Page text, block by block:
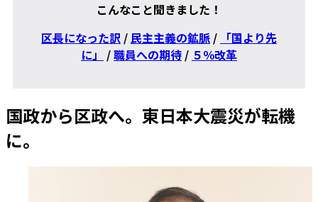
こんなこと聞きました！
区長になった訳 /民主主義の鉱脈 / 「国より先
に」
/職員への期待 / ５％改革
国政から区政へ。東日本大震災が転機
に。